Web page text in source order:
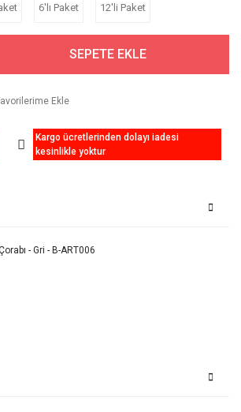
6'lı Paket 12'li Paket
SEPETE EKLE
Kargo ücretlerinden dolayı iadesi
kesinlikle yoktur
- Gri - B-ART006